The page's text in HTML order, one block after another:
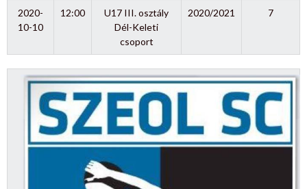
2020-
10-10
12:00
U17 III. osztály
Dél-Keleti
csoport
2020/2021 7